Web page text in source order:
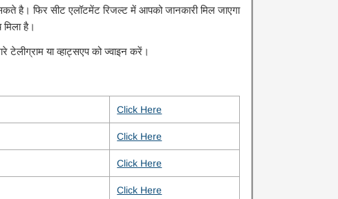
है। फिर सीट एलॉटमेंट रिजल्ट में आपको जानकारी मिल जाएगा
है।
या व्हाट्सएप को ज्वाइन करें।
Click Here
Click Here
Click Here
Click Here